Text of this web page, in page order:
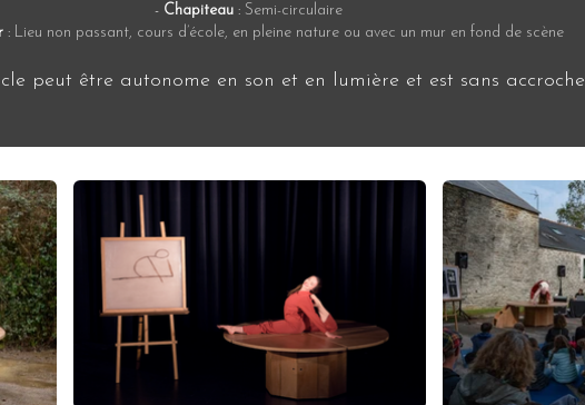
- Chapiteau : Semi-circulaire
: Lieu non passant, cours d’école, en pleine nature ou avec un mur en fond de scène
peut être autonome en son et en lumière et est sans accroche